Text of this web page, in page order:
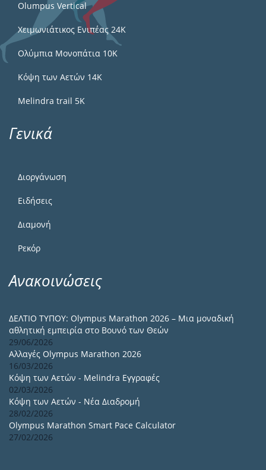
Olumpus Vertical
Χειμωνιάτικος Ενιπέας 24Κ
Ολύμπια Μονοπάτια 10Κ
Κόψη των Αετών 14Κ
Melindra trail 5Κ
Γενικά
Διοργάνωση
Ειδήσεις
Διαμονή
Ρεκόρ
Ανακοινώσεις
ΔΕΛΤΙΟ ΤΥΠΟΥ: Olympus Marathon 2026 – Μια μοναδική
αθλητική εμπειρία στο Βουνό των Θεών
29/06/2026
Αλλαγές Olympus Marathon 2026
16/03/2026
Κόψη των Αετών - Melindra Εγγραφές
02/03/2026
Κόψη των Αετών - Νέα Διαδρομή
28/02/2026
Olympus Marathon Smart Pace Calculator
27/02/2026